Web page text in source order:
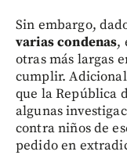
Sin embargo,
varias condenas,
otras más largas
cumplir.
que la República
algunas
contra niños de
pedido en